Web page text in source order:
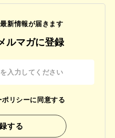
新情報が届きます
ルマガに登録
ポリシーに同意する